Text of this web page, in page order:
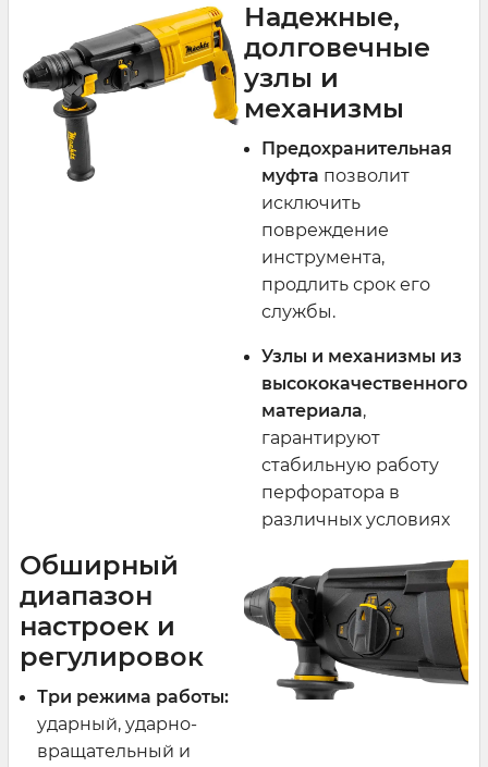
Надежные,
долговечные
узлы и
механизмы
Предохранительная
муфта позволит
исключить
повреждение
инструмента,
продлить срок его
службы.
Узлы и механизмы из
высококачественного
материала,
гарантируют
стабильную работу
перфоратора в
различных условиях
Обширный
диапазон
настроек и
регулировок
Три режима работы:
ударный, ударно-
вращательный и